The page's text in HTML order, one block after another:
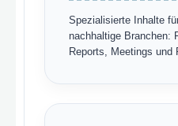
Spezialisierte Inhalte
nachhaltige Branchen:
Reports, Meetings und